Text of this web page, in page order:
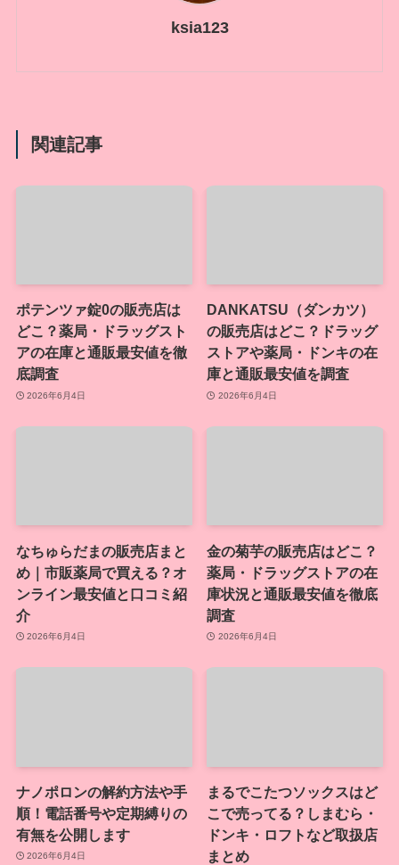
ksia123
関連記事
ポテンツァ錠0の販売店は
どこ？薬局・ドラッグスト
アの在庫と通販最安値を徹
底調査
2026年6月4日
DANKATSU（ダンカツ）
の販売店はどこ？ドラッグ
ストアや薬局・ドンキの在
庫と通販最安値を調査
2026年6月4日
なちゅらだまの販売店まと
め｜市販薬局で買える？オ
ンライン最安値と口コミ紹
介
2026年6月4日
金の菊芋の販売店はどこ？
薬局・ドラッグストアの在
庫状況と通販最安値を徹底
調査
2026年6月4日
ナノポロンの解約方法や手
順！電話番号や定期縛りの
有無を公開します
2026年6月4日
まるでこたつソックスはど
こで売ってる？しまむら・
ドンキ・ロフトなど取扱店
まとめ